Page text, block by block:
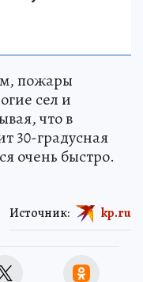
пожары
сел и
что в
30-градусная
очень быстро.
Источник: kp.ru